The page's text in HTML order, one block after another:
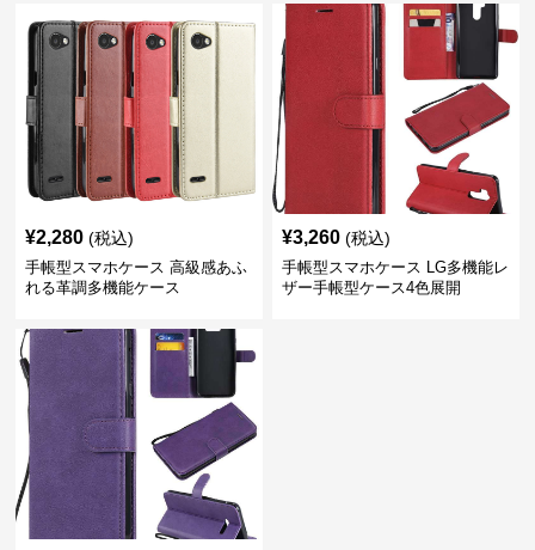
¥2,280 (税込)
手帳型スマホケース 高級感あふ
れる革調多機能ケース
¥3,260 (税込)
手帳型スマホケース LG多機能レ
ザー手帳型ケース4色展開